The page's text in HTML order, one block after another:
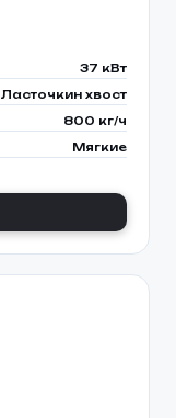
37 кВт
Ласточкин хвост
800 кг/ч
Мягкие